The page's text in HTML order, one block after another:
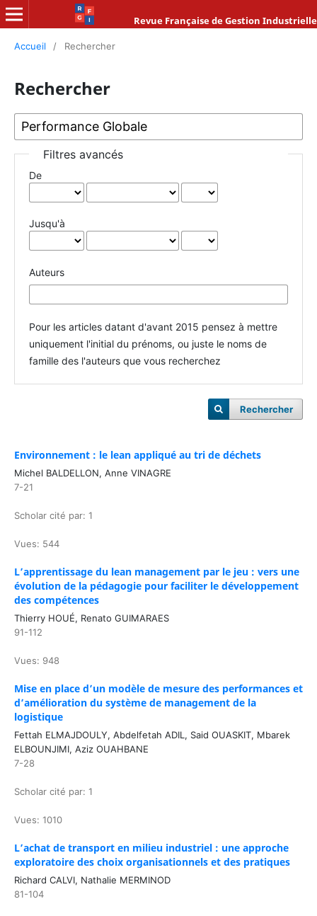
Revue Française de Gestion Industrielle
Accueil / Rechercher
Rechercher
Filtres avancés
De
Jusqu'à
Auteurs
Pour les articles datant d'avant 2015 pensez à mettre
uniquement l'initial du prénoms, ou juste le noms de
famille des l'auteurs que vous recherchez
Rechercher
Environnement : le lean appliqué au tri de déchets
Michel BALDELLON, Anne VINAGRE
7-21
Scholar cité par: 1
Vues: 544
L’apprentissage du lean management par le jeu : vers une
évolution de la pédagogie pour faciliter le développement
des compétences
Thierry HOUÉ, Renato GUIMARAES
91-112
Vues: 948
Mise en place d’un modèle de mesure des performances et
d’amélioration du système de management de la
logistique
Fettah ELMAJDOULY, Abdelfetah ADIL, Said OUASKIT, Mbarek
ELBOUNJIMI, Aziz OUAHBANE
7-28
Scholar cité par: 1
Vues: 1010
L’achat de transport en milieu industriel : une approche
exploratoire des choix organisationnels et des pratiques
Richard CALVI, Nathalie MERMINOD
81-104